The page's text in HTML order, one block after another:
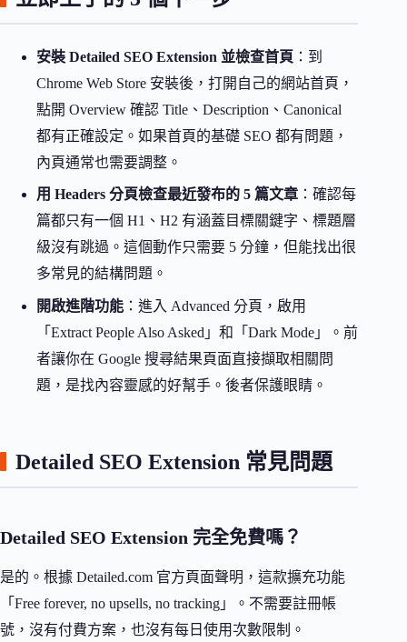
安裝 Detailed SEO Extension 並檢查首頁 ：到
Chrome Web Store 安裝後，打開自己的網站首頁，
點開 Overview 確認 Title、Description、Canonical
都有正確設定。如果首頁的基礎 SEO 都有問題，
內頁通常也需要調整。
用 Headers 分頁檢查最近發布的 5 篇文章 ：確認每
篇都只有一個 H1、H2 有涵蓋目標關鍵字、標題層
級沒有跳過。這個動作只需要 5 分鐘，但能找出很
多常見的結構問題。
開啟進階功能 ：進入 Advanced 分頁，啟用
「Extract People Also Asked」和「Dark Mode」。前
者讓你在 Google 搜尋結果頁面直接擷取相關問
題，是找內容靈感的好幫手。後者保護眼睛。
Detailed SEO Extension 常見問題
Detailed SEO Extension 完全免費嗎？
是的。根據 Detailed.com 官方頁面聲明，這款擴充功能
「Free forever, no upsells, no tracking」。不需要註冊帳
號，沒有付費方案，也沒有每日使用次數限制。